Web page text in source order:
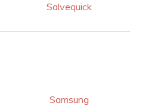
Salvequick
Samsung